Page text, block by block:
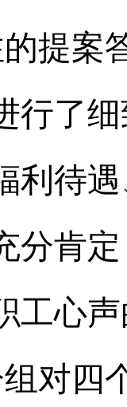
提案
行了
利待
分肯
工心
对四